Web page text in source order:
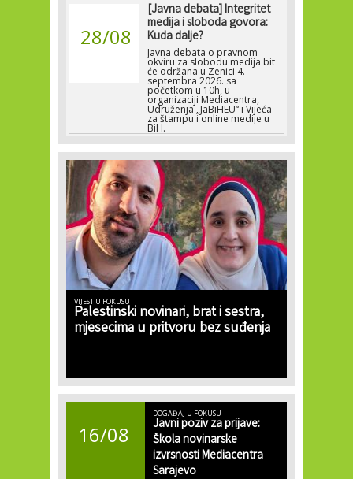
28/08
[Javna debata] Integritet
medija i sloboda govora:
Kuda dalje?
Javna debata o pravnom
okviru za slobodu medija bit
će održana u Zenici 4.
septembra 2026. sa
početkom u 10h, u
organizaciji Mediacentra,
Udruženja „JaBiHEU“ i Vijeća
za štampu i online medije u
BiH.
VIJEST U FOKUSU
Palestinski novinari, brat i sestra,
mjesecima u pritvoru bez suđenja
16/08
DOGAĐAJ U FOKUSU
Javni poziv za prijave:
Škola novinarske
izvrsnosti Mediacentra
Sarajevo